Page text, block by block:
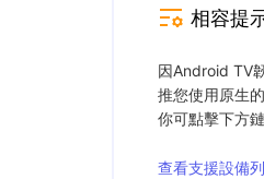
相容提
因Android TV
推您使用原生
你可點擊下方
查看支援設備